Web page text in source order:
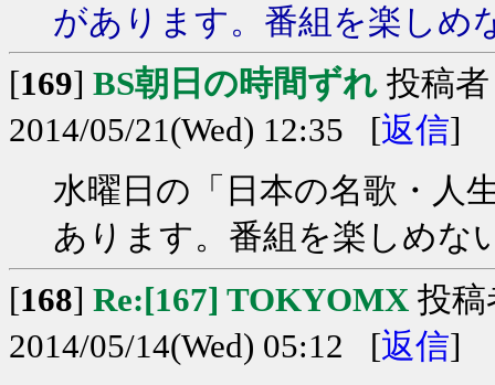
があります。番組を楽しめ
[169] BS朝日の時間ずれ 投稿
2014/05/21(Wed) 12:35 [返信]
水曜日の「日本の名歌・人
あります。番組を楽しめな
[168] Re:[167] TOKYOMX 投稿
2014/05/14(Wed) 05:12 [返信]